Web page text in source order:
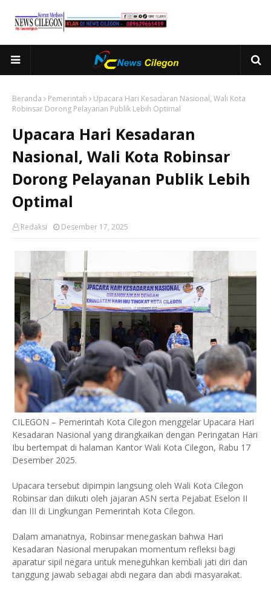
Beranda Pemerintah
Upacara Hari Kesadaran Nasional, Wali Kota
Robinsar Dorong Pelayanan Publik Lebih Optimal
Upacara Hari Kesadaran
Nasional, Wali Kota Robinsar
Dorong Pelayanan Publik Lebih
Optimal
Redaksi Desember 17, 2025
CILEGON – Pemerintah Kota Cilegon menggelar Upacara Hari
Kesadaran Nasional yang dirangkaikan dengan Peringatan Hari
Ibu bertempat di halaman Kantor Wali Kota Cilegon, Rabu 17
Desember 2025.
Upacara tersebut dipimpin langsung oleh Wali Kota Cilegon
Robinsar dan diikuti oleh jajaran ASN serta Pejabat Eselon II
dan III di Lingkungan Pemerintah Kota Cilegon.
Dalam amanatnya, Robinsar menegaskan bahwa Hari
Kesadaran Nasional merupakan momentum refleksi bagi
aparatur sipil negara untuk meneguhkan kembali jati diri dan
tanggung jawab sebagai abdi negara dan abdi masyarakat.